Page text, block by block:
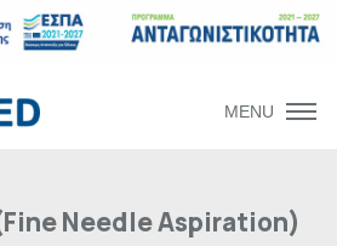
MENU
Needle Aspiration)